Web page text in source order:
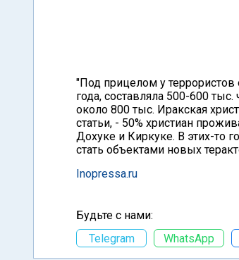
"Под прицелом у террористов
года, составляла 500-600
около 800 тыс. Иракская
статьи, - 50% христиан
Дохуке и Киркуке. В этих-то
стать объектами новых
Inopressa.ru
Будьте с нами:
Telegram
WhatsApp